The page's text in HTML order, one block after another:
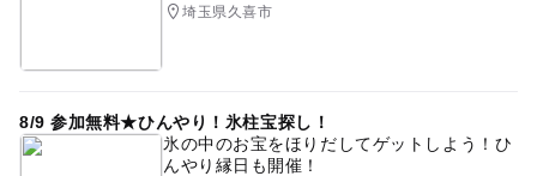
プレゼントあり
2025年4月のイベント 4月イベント
親子体験 埼玉ママ 埼京線(埼玉県) 埼玉県
埼玉県久喜市
8/9 参加無料★ひんやり！氷柱宝探し！
氷の中のお宝をほりだしてゲットしよう！ひ
んやり縁日も開催！